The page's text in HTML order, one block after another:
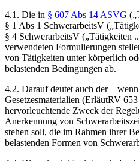
4.1. Die in § 607 Abs 14 ASVG
§ 1 Abs 1 SchwerarbeitsV
§ 4 SchwerarbeitsV („Tätigkeiten
verwendeten Formulierungen
von Tätigkeiten unter körperlich
belastenden Bedingungen ab.
4.2. Darauf deutet auch der –
Gesetzesmaterialien (ErläutRV
hervorleuchtende Zweck der
Anerkennung von
stehen soll, die im Rahmen ihrer
belastenden Formen von